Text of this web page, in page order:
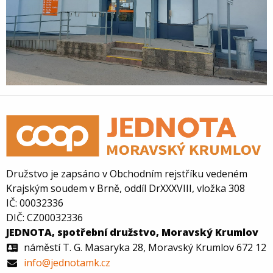
Družstvo je zapsáno v Obchodním rejstříku vedeném
Krajským soudem v Brně, oddíl DrXXXVIII, vložka 308
IČ: 00032336
DIČ: CZ00032336
JEDNOTA, spotřební družstvo, Moravský Krumlov
náměstí T. G. Masaryka 28, Moravský Krumlov 672 12
info@jednotamk.cz